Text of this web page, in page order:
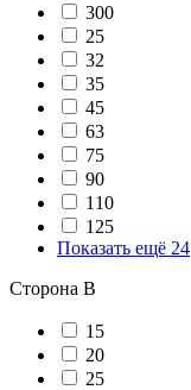
300
25
32
35
45
63
75
90
110
125
Показать ещё 24
Сторона В
15
20
25